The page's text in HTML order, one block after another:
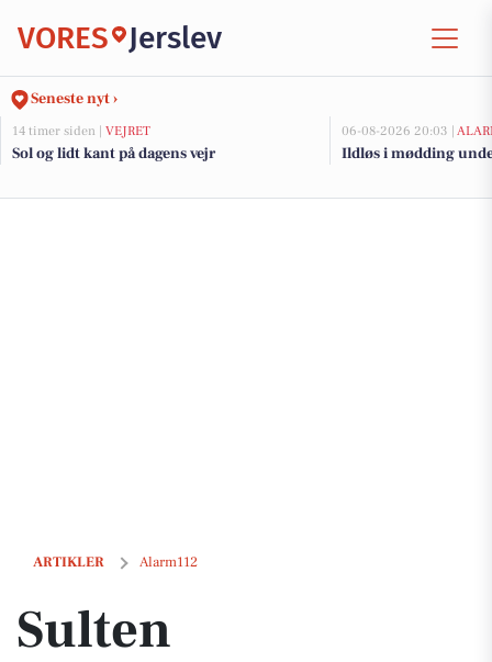
VORES Jerslev
Seneste nyt ›
14 timer siden | VEJRET
Sol og lidt kant på dagens vejr
06-08-2026 20:03 |
Ildløs i mødding
ARTIKLER Alarm112
Sulten indbrudstyv hærger i Jerslev
Sulten